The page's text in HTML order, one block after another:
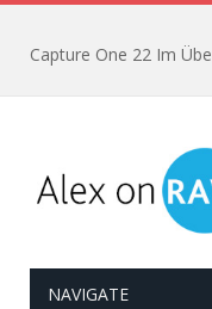
NAVIGATE